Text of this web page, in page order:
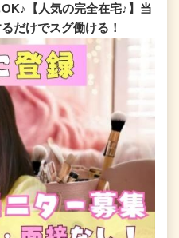
【人気の完全在宅♪】当
だけでスグ働ける！